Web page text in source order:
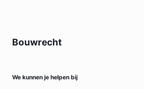
Bouwrecht
We kunnen je helpen bij